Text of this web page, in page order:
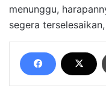
menunggu,
segera